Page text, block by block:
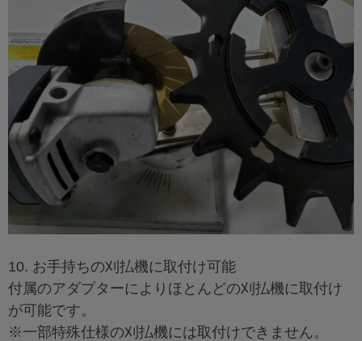
10. お手持ちの刈払機に取付け可能
付属のアダプターによりほとんどの刈払機に取付け
が可能です。
※一部特殊仕様の刈払機には取付けできません。